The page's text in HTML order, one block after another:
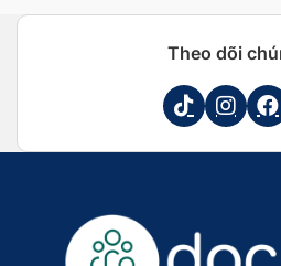
Theo dõi